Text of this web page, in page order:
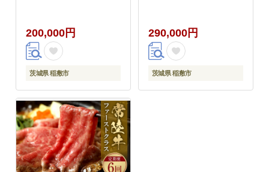
200,000円
茨城県 稲敷市
290,000円
茨城県 稲敷市